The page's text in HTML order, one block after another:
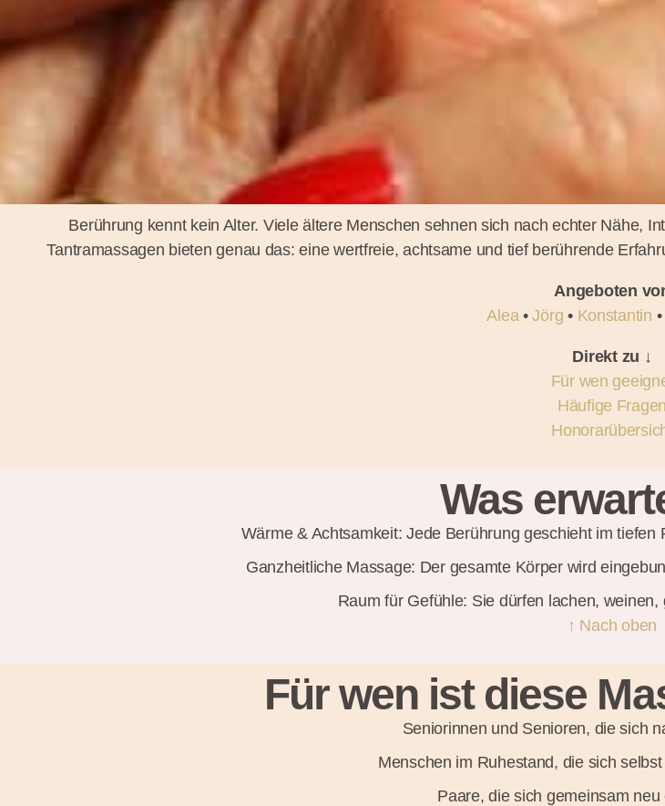
Berührung kennt kein Alter. Viele ältere Menschen sehnen sich nach echter Nähe,
Tantramassagen bieten genau das: eine wertfreie, achtsame und tief berührende
Angeboten
Alea•Jörg • Konstantin •
Direkt zu ↓
Für wen
Häufige Fragen
Was
Wärme & Achtsamkeit: Jede Berührung geschieht im
Ganzheitliche Massage: Der gesamte Körper wird
Raum für Gefühle: Sie dürfen lachen,
↑ Nach oben
Für wen ist diese
Seniorinnen und Senioren, die sich
Menschen im Ruhestand, die sich
Paare, die sich gemeinsam